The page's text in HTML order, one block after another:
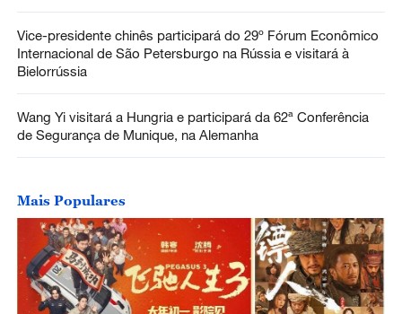
Vice-presidente chinês participará do 29º Fórum Econômico
Internacional de São Petersburgo na Rússia e visitará à
Bielorrússia
Wang Yi visitará a Hungria e participará da 62ª Conferência
de Segurança de Munique, na Alemanha
Mais Populares